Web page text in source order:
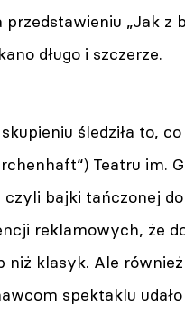
przedstawieniu „Jak
długo i szczerze.
śledziła to, co
Teatru im.
bajki tańczonej do
reklamowych, że
klasyk. Ale
spektaklu